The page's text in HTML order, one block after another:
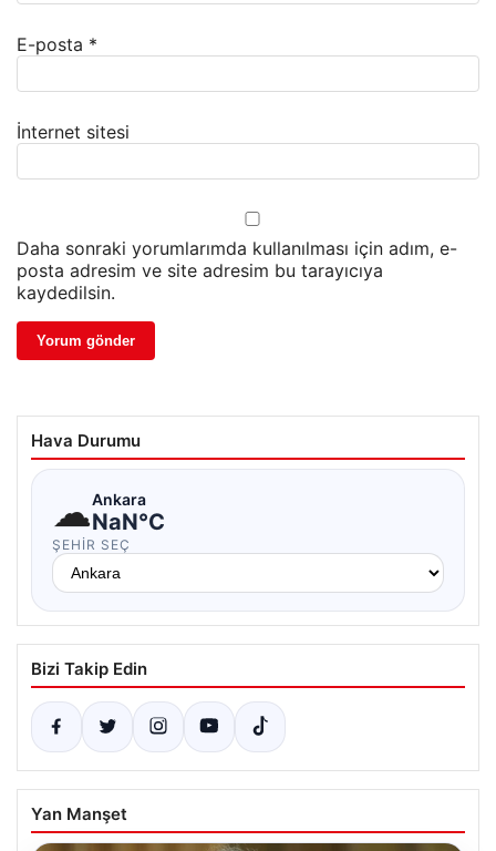
E-posta *
İnternet sitesi
Daha sonraki yorumlarımda kullanılması için adım, e-
posta adresim ve site adresim bu tarayıcıya
kaydedilsin.
Hava Durumu
☁Ankara
NaN°C
ŞEHIR SEÇ
Bizi Takip Edin
Yan Manşet